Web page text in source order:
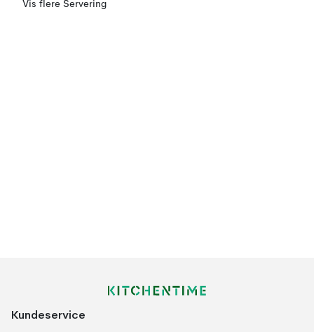
Vis flere Servering
Kundeservice